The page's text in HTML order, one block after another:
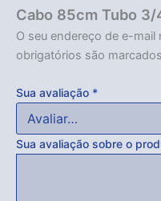
Cabo 85cm Tubo 3/
O seu endereço de e-mail
obrigatórios são
Sua avaliação *
Sua avaliação sobre o